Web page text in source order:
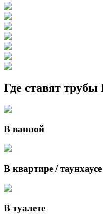
Где ставят трубы
В ванной
В квартире / таунхаусе
В туалете